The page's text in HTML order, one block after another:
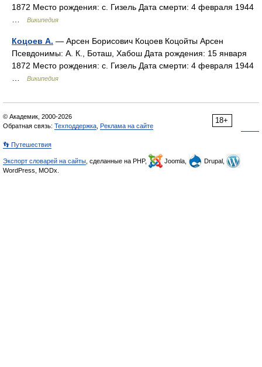
1872 Место рождения: с. Гизель Дата смерти: 4 февраля 1944
Википедия
Коцоев А. — Арсен Борисович Коцоев Коцойты Арсен
Псевдонимы: А. К., Боташ, Хабош Дата рождения: 15 января
1872 Место рождения: с. Гизель Дата смерти: 4 февраля 1944
Википедия
18+
© Академик, 2000-2026
Обратная связь: Техподдержка Реклама на сайте
👣 Путешествия
Экспорт словарей на сайты , сделанные на PHP, Joomla,
Drupal,
WordPress, MODx.